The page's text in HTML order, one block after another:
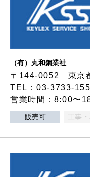
（有）丸和鋼業社
〒144-0052 東京
TEL：03-3733-
営業時間：8:00〜
販売可 工事